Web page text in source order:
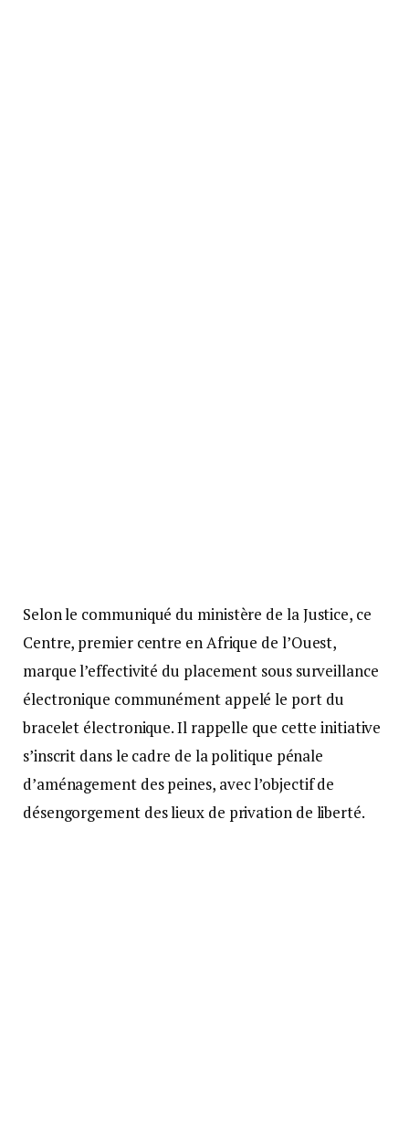
Selon le communiqué du ministère de la Justice, ce
Centre, premier centre en Afrique de l’Ouest,
marque l’effectivité du placement sous surveillance
électronique communément appelé le port du
bracelet électronique. Il rappelle que cette initiative
s’inscrit dans le cadre de la politique pénale
d’aménagement des peines, avec l’objectif de
désengorgement des lieux de privation de liberté.